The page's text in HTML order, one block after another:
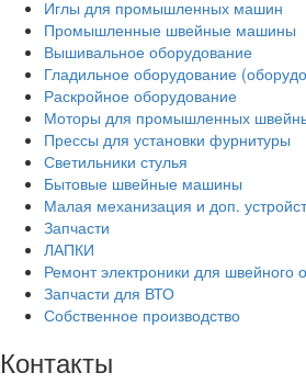
Иглы для промышленных машин
Промышленные швейные машины
Вышивальное оборудование
Гладильное оборудование
Раскройное оборудование
Моторы для промышленных
Прессы для установки фурнитуры
Светильники стулья
Бытовые швейные машины
Малая механизация и доп.
Запчасти
ЛАПКИ
Ремонт электроники для швейного
Запчасти для ВТО
Собственное производство
Контакты